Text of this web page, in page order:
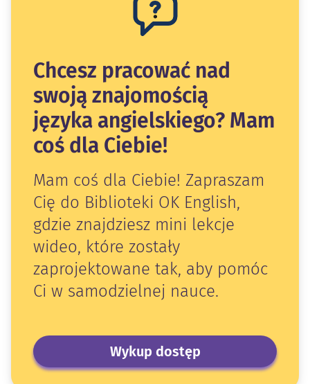
Chcesz pracować nad
swoją znajomością
języka angielskiego? Mam
coś dla Ciebie!
Mam coś dla Ciebie! Zapraszam
Cię do Biblioteki OK English,
gdzie znajdziesz mini lekcje
wideo, które zostały
zaprojektowane tak, aby pomóc
Ci w samodzielnej nauce.
Wykup dostęp